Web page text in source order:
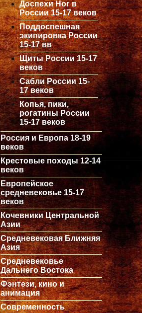
Доспехи Ног в
России 15-17 веков
Поддоспешная
экипировка России
15-17 вв
Щиты России 15-17
веков
Сабли России 15-
17 веков
Копья, пики,
рогатины России
15-17 веков
Россия и Европа 18-19
веков
Крестовые походы 12-14
веков
Европейское
средневековье 15-17
веков
Кочевники Центральной
Азии
Средневековая Ближняя
Азия
Средневековье
Дальнего Востока
Фэнтези, кино и
анимация
Современность